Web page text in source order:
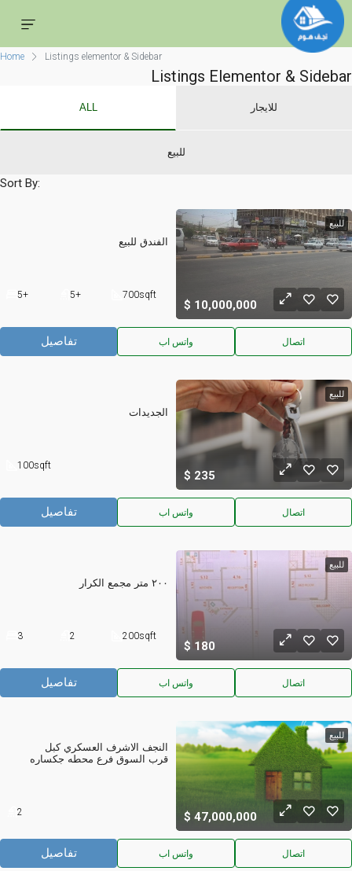
Home Listings elementor & Sidebar
Listings Elementor & Sidebar
ALL للايجار
للبيع
Sort By:
للبيع
10,000,000
الفندق للبيع
5+ 5+ 700sqft
تفاصيل واتس اب اتصال
للبيع
235
الجديدات
100sqft
تفاصيل واتس اب اتصال
للبيع
180
٢٠٠ متر مجمع الكرار
3 2 200sqft
تفاصيل واتس اب اتصال
للبيع
47,000,000
قرب السوق فرع محطه جكساره
2
تفاصيل واتس اب اتصال